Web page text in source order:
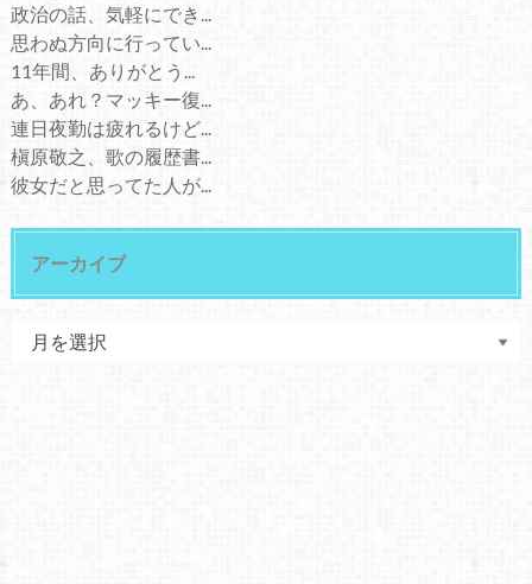
政治の話、気軽にでき...
思わぬ方向に行ってい...
11年間、ありがとう...
あ、あれ？マッキー復...
連日夜勤は疲れるけど...
槇原敬之、歌の履歴書...
彼女だと思ってた人が...
アーカイブ